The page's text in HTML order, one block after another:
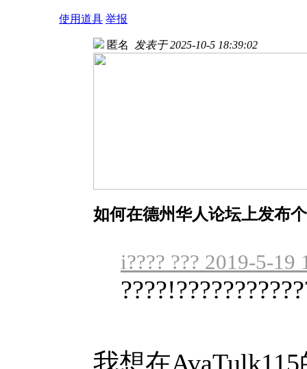
使用道具 举报
匿名 发表于 2025-10-5 18:39:02
如何在德州华人论坛上发布
i???? ??? 2019-5-19
我想在